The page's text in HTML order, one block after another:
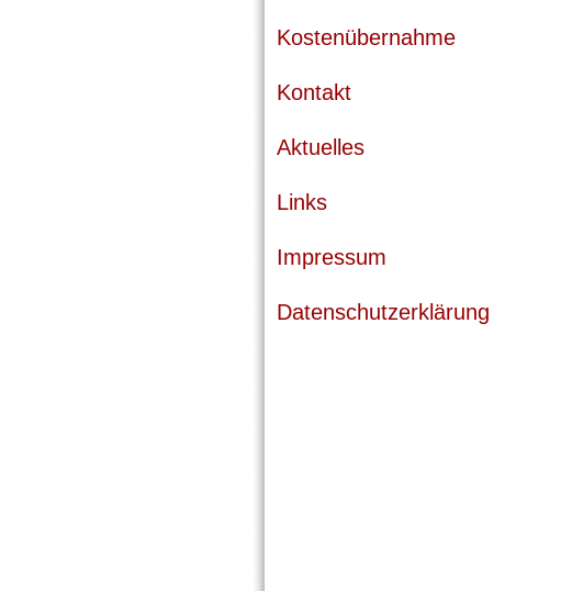
Kostenübernahme
Kontakt
Aktuelles
Links
Impressum
Datenschutzerklärung